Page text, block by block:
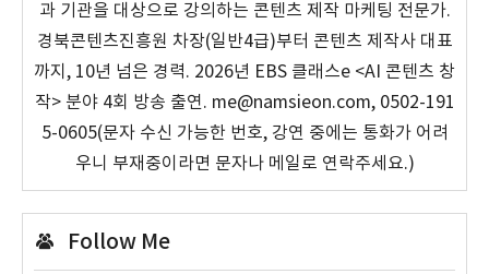
과 기관을 대상으로 강의하는 콘텐츠 제작 마케팅 전문가.
경북콘텐츠진흥원 차장(일반4급)부터 콘텐츠 제작사 대표
까지, 10년 넘은 경력. 2026년 EBS 클래스e <AI 콘텐츠 창
작> 분야 4회 방송 출연. me@namsieon.com, 0502-191
5-0605(문자 수신 가능한 번호, 강연 중에는 통화가 어려
우니 부재중이라면 문자나 메일로 연락주세요.)
Follow Me